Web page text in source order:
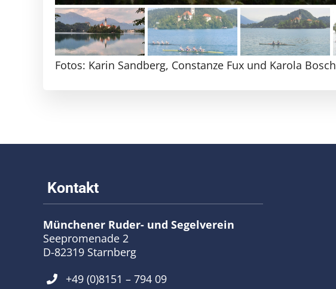
Fotos: Karin Sandberg, Constanze Fux und Karola Bosch
Münchener Ruder- und Segelverein
Seepromenade 2
D-82319 Starnberg
+49 (0)8151 – 794 09